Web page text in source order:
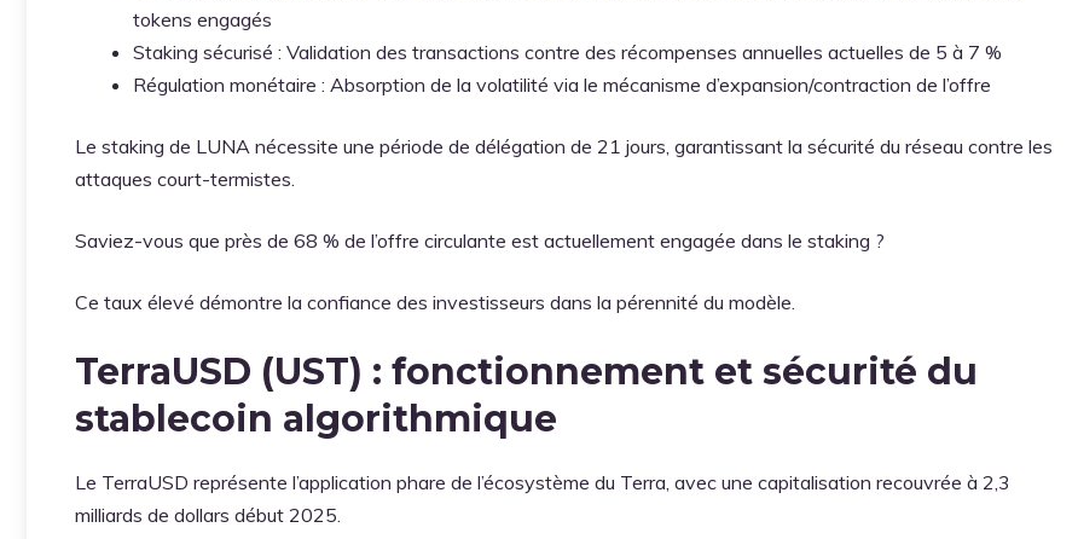
tokens engagés
Staking sécurisé : Validation des transactions contre des récompenses annuelles actuelles de 5 à 7 %
Régulation monétaire : Absorption de la volatilité via le mécanisme d’expansion/contraction de l’offre
Le staking de LUNA nécessite une période de délégation de 21 jours, garantissant la sécurité du réseau contre les
attaques court-termistes.
Saviez-vous que près de 68 % de l’offre circulante est actuellement engagée dans le staking ?
Ce taux élevé démontre la confiance des investisseurs dans la pérennité du modèle.
TerraUSD (UST) : fonctionnement et sécurité du
stablecoin algorithmique
Le TerraUSD représente l’application phare de l’écosystème du Terra, avec une capitalisation recouvrée à 2,3
milliards de dollars début 2025.